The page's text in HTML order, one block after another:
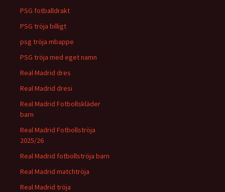
PSG fotballdrakt
PSG tröja billigt
psg tröja mbappe
PSG tröja med eget namn
Real Madrid dres
Real Madrid dresi
Real Madrid Fotbollskläder
barn
Real Madrid Fotbollströja
2025/26
Real Madrid fotbollströja barn
Real Madrid matchtröja
Real Madrid tröja